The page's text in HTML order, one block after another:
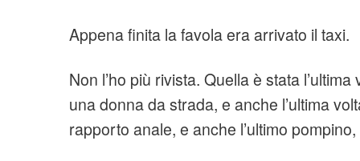
Appena finita la favola era arrivato il taxi.
Non l’ho più rivista. Quella è stata
una donna da strada, e anche l’ultima
rapporto anale, e anche l’ultimo